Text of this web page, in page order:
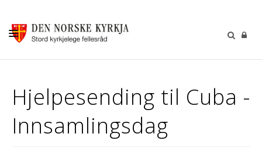
GUDSTENESTER
DÅP VIGSEL GRAVFERD
Hjelpesending til Cuba -
Innsamlingsdag